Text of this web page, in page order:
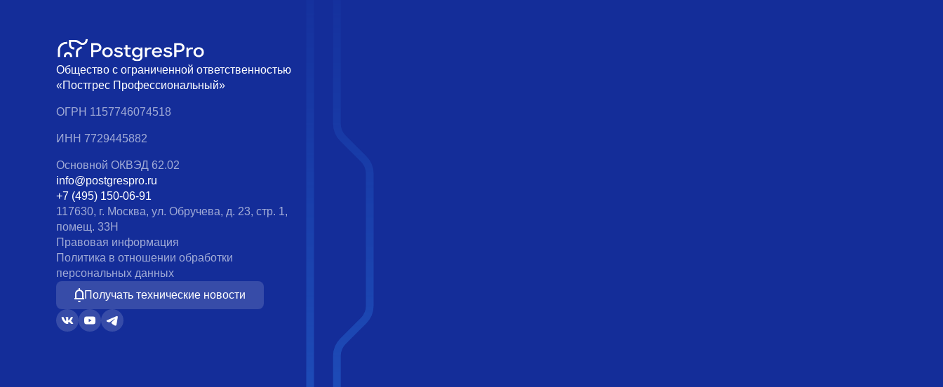
Общество с ограниченной ответственностью
«Постгрес Профессиональный»
ОГРН 1157746074518
ИНН 7729445882
Основной ОКВЭД 62.02
info@postgrespro.ru
+7 (495) 150-06-91
117630, г. Москва, ул. Обручева, д. 23, стр. 1,
помещ. 33Н
Правовая информация
Политика в отношении обработки
персональных данных
Получать технические новости